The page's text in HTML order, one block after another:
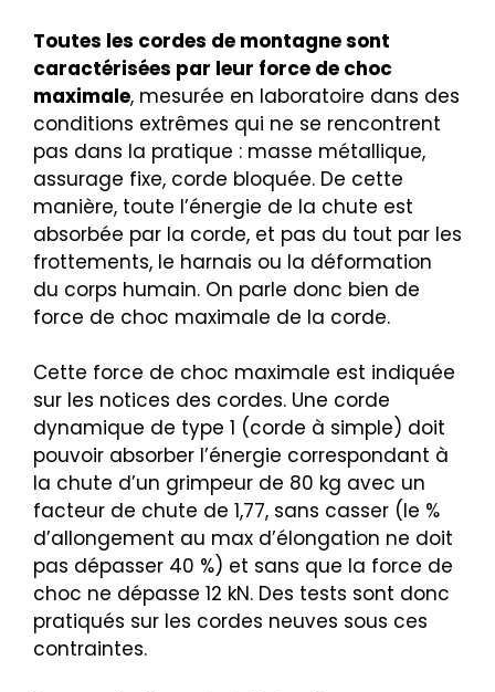
Toutes les cordes de montagne sont
caractérisées par leur force de choc
maximale, mesurée en laboratoire dans des
conditions extrêmes qui ne se rencontrent
pas dans la pratique : masse métallique,
assurage fixe, corde bloquée. De cette
manière, toute l’énergie de la chute est
absorbée par la corde, et pas du tout par les
frottements, le harnais ou la déformation
du corps humain. On parle donc bien de
force de choc maximale de la corde.
Cette force de choc maximale est indiquée
sur les notices des cordes. Une corde
dynamique de type 1 (corde à simple) doit
pouvoir absorber l’énergie correspondant à
la chute d’un grimpeur de 80 kg avec un
facteur de chute de 1,77, sans casser (le %
d’allongement au max d’élongation ne doit
pas dépasser 40 %) et sans que la force de
choc ne dépasse 12 kN. Des tests sont donc
pratiqués sur les cordes neuves sous ces
contraintes.